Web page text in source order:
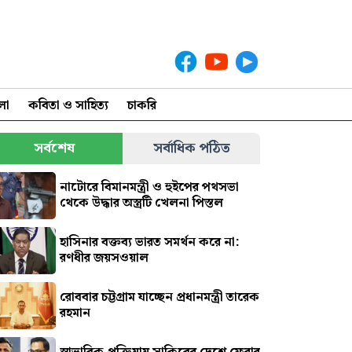
কবিতা ও সাহিত্য চাকরি
সর্বশেষ সর্বাধিক পঠিত
নাটোরে বিমানমন্ত্রী ও হুইপের পথসভা
থেকে উদ্ধার অস্ত্রটি খেলনা পিস্তল
হাসিনার বক্তব্য ভারত সমর্থন করে না:
রণধীর জয়সওয়াল
রোববার চট্টগ্রাম যাচ্ছেন প্রধানমন্ত্রী তারেক
রহমান